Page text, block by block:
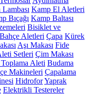
Kamp El Aletleri
Bıçağı Kamp Baltası
Bisiklet ve
Bahçe Aletleri Çapa Kürek
Aşı Makası Fide
Setleri Çim Makası
Aleti Budama
Makineleri Çapalama
HidroforYaprak
Elektrikli Testereler